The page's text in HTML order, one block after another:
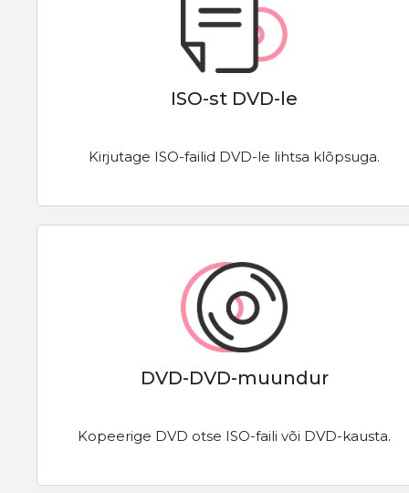
ISO-st DVD-le
Kirjutage ISO-failid DVD-le lihtsa klõpsuga.
DVD-DVD-muundur
Kopeerige DVD otse ISO-faili või DVD-kausta.